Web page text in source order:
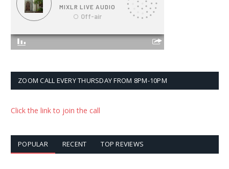
ZOOM CALL EVERY THURSDAY FROM 8PM-10PM
Click the link to join the call
POPULAR RECENT TOP REVIEWS